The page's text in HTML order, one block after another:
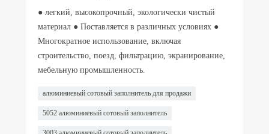
● легкий, высокопрочный, экологически чистый
материал ● Поставляется в различных условиях ●
Многократное использование, включая
строительство, поезд, фильтрацию, экранирование,
мебельную промышленность.
алюминиевый сотовый заполнитель для продажи
5052 алюминиевый сотовый заполнитель